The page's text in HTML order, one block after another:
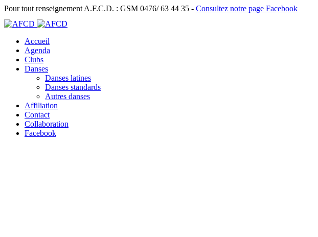
Pour tout renseignement A.F.C.D. : GSM 0476/ 63 44 35 - Consultez notre page Facebook
Accueil
Agenda
Clubs
Danses
Danses latines
Danses standards
Autres danses
Affiliation
Contact
Collaboration
Facebook